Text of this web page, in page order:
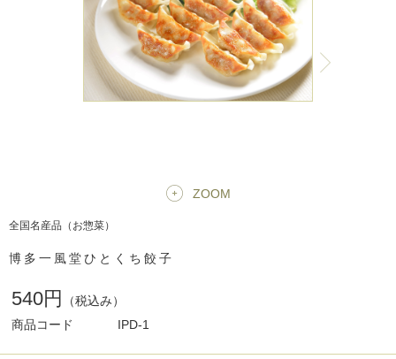
ZOOM
全国名産品（お惣菜）
博多一風堂ひとくち餃子
540円
（税込み）
商品コード
IPD-1